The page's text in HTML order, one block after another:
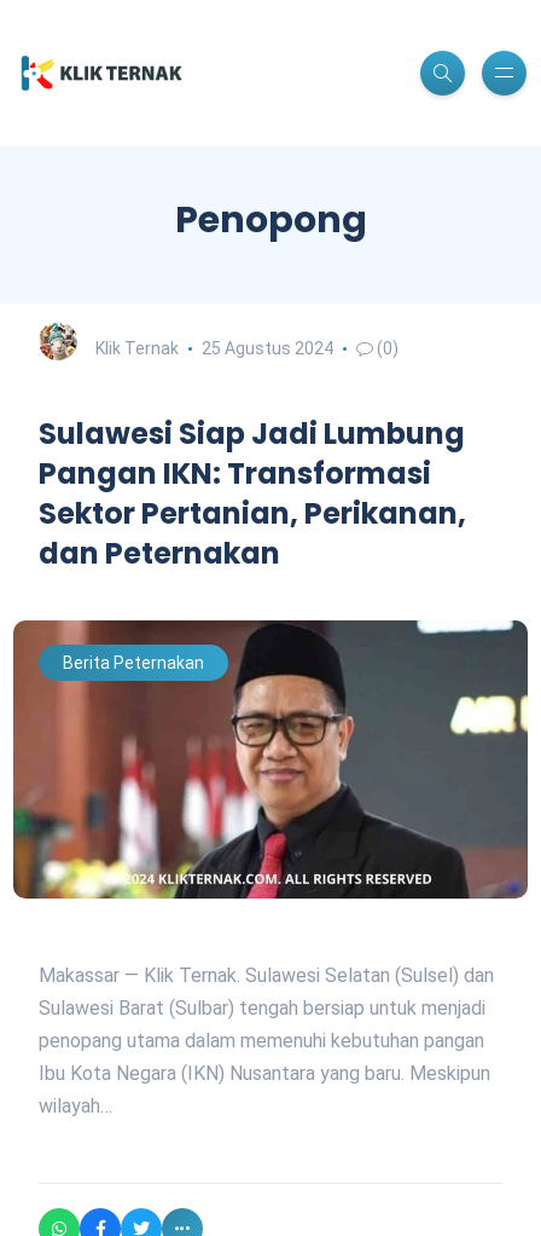
Penopong
Klik Ternak 25 Agustus 2024 (0)
Sulawesi Siap Jadi Lumbung
Pangan IKN: Transformasi
Sektor Pertanian, Perikanan,
dan Peternakan
Berita Peternakan
Makassar — Klik Ternak. Sulawesi Selatan (Sulsel) dan
Sulawesi Barat (Sulbar) tengah bersiap untuk menjadi
penopang utama dalam memenuhi kebutuhan pangan
Ibu Kota Negara (IKN) Nusantara yang baru. Meskipun
wilayah…